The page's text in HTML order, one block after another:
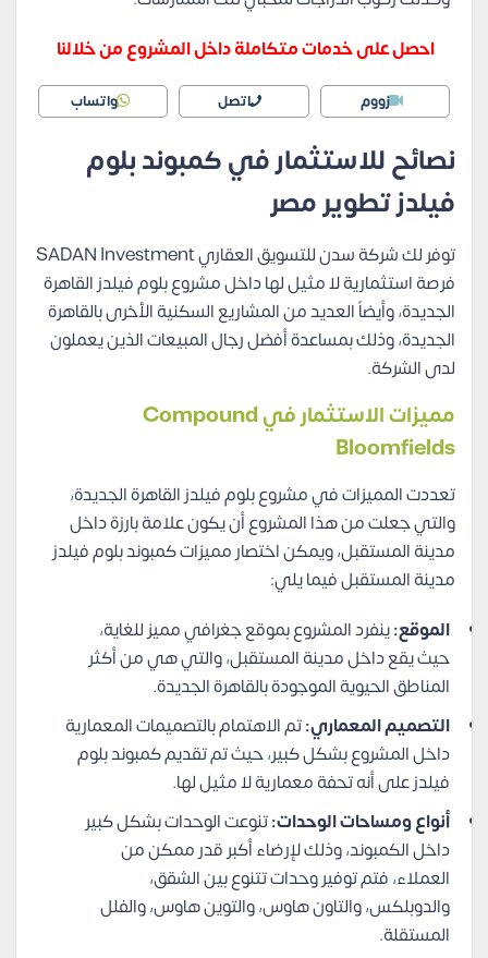
احصل على خدمات متكاملة داخل المشروع من خلالنا
زووم اتصل واتساب
نصائح للاستثمار في كمبوند بلوم
فيلدز تطوير مصر
توفر لك شركة سدن للتسويق العقاري SADAN Investment
فرصة استثمارية لا مثيل لها داخل مشروع بلوم فيلدز القاهرة
الجديدة، وأيضاً العديد من المشاريع السكنية الأخرى بالقاهرة
الجديدة، وذلك بمساعدة أفضل رجال المبيعات الذين يعملون
لدى الشركة.
مميزات الاستثمار في Compound
Bloomfields
تعددت المميزات في مشروع بلوم فيلدز القاهرة الجديدة،
والتي جعلت من هذا المشروع أن يكون علامة بارزة داخل
مدينة المستقبل، ويمكن اختصار مميزات كمبوند بلوم فيلدز
مدينة المستقبل فيما يلي:
الموقع:ينفرد المشروع بموقع جغرافي مميز للغاية،
حيث يقع داخل مدينة المستقبل، والتي هي من أكثر
المناطق الحيوية الموجودة بالقاهرة الجديدة.
التصميم المعماري:تم الاهتمام بالتصميمات المعمارية
داخل المشروع بشكل كبير، حيث تم تقديم كمبوند بلوم
فيلدز على أنه تحفة معمارية لا مثيل لها.
أنواع ومساحات الوحدات:تنوعت الوحدات بشكل كبير
داخل الكمبوند، وذلك لإرضاء أكبر قدر ممكن من
العملاء، فتم توفير وحدات تتنوع بين الشقق،
والدوبلكس، والتاون هاوس، والتوين هاوس، والفلل
المستقلة.